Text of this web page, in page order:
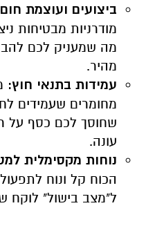
ביצועים ועוצמת
מודרניות מבטיחות
מה שמעניק לכם
מהיר.
עמידות בתנאי חוץ:
מחומרים שעמידים
שחוסך לכם כסף על
עונה.
נוחות מקסימלית
הכוח קל ונוח
ל"מצב בישול" לוקח